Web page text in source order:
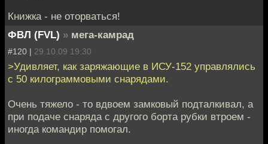
Книжка - не оторваться!
ФВЛ (FVL) » мега-камрад
#120 | 29.10.09 19:30
>Удивляет, как заряжающие в ИСУ-152 управлялись
с 50 килограммовыми снарядами.
Очень тяжело - то вдвоем замковый подталкивал, а
при подаче снаряда с другого борта рубки втроем -
иногда командир помогал.